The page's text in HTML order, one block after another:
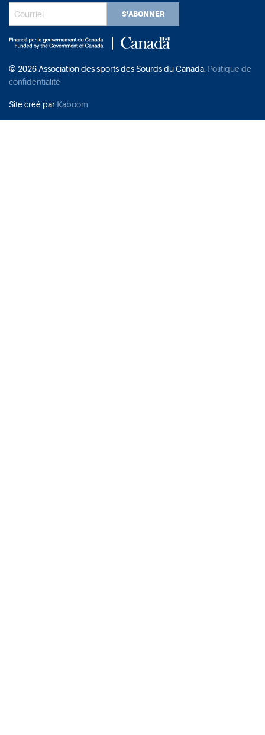
S'ABONNER
© 2026 Association des sports des Sourds du Canada. Politique de
confidentialité
Site créé par Kaboom